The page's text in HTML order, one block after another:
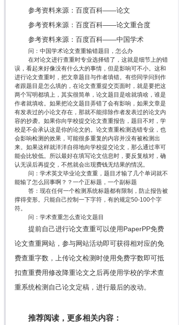
参考资料来源：百度百科——论文
参考资料来源：百度百科——论文重合度
参考资料来源：百度百科——中国学术
问：中国学术论文查重输错题目，怎么办
在对论文进行查重时专业选择错了，这就是细节上的错
误，看起来好像没有什么大的事情，但是影响可不小。这和
进行论文查重时，把文章题目与作者填错。有些同学问到作
者跟题目是怎么填的，在论文查重提交页面时，就是要把这
两个写明都填上，其实很简单，论文题目是啥就填啥，谁是
作者就填啥。如果把论文题目弄错了会有影响，如果文章是
有发表过的小论文存在，那就不能排除作者发表过的论文内
容的抄袭。如果你向学校提交论文查重报告，题目不对，学
校是不会承认这是你的论文的。论文查重检测选错专业，也
会影响检测的效果，可能很多重复的内容并没有被检测出
来。如果这样就洋洋自得地向学校提交论文，那么通过率可
能会比较低。所以最好在填写论文信息时，要反复核对，确
认无误后再提交，不然就会出现费钱无结果的情况。
问：学术英文毕业论文查重，题目才输了几个单词就不
能输了怎么回事啊？？一个正标题，一个副标题
答：现在任何一个检测系统标题都有限制，防止报告被
撑得变形。只能自己控制一下字符，有的规定50-100个字
符。
问：学术查重怎么查论文题目
提前自己进行论文查重可以使用PaperPP免费
论文查重网站，参与网站活动即可获得相对应的免
费查重字数，上传论文检测时使用免费字数即可抵
扣查重费用修改降重论文之后再使用学校的学术查
重系统检测自己论文定稿，进行最后的改动。
推荐阅读，更多相关内容：